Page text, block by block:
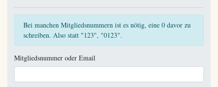
Bei manchen Mitgliedsnummern ist es nötig, eine 0 davor zu
schreiben. Also statt "123", "0123".
Mitgliedsnummer oder Email